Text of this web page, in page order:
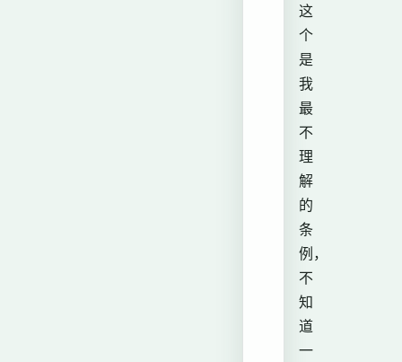
这
个
是
我
最
不
理
解
的
条
例，
不
知
道
一